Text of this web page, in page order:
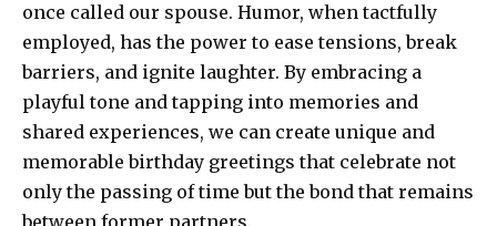
once called our spouse. Humor, when tactfully
employed, has the power to ease tensions, break
barriers, and ignite laughter. By embracing a
playful tone and tapping into memories and
shared experiences, we can create unique and
memorable birthday greetings that celebrate not
only the passing of time but the bond that remains